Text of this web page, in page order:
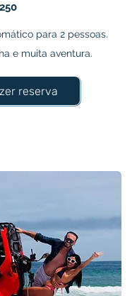
para 2 pessoas.
e muita aventura.
reserva